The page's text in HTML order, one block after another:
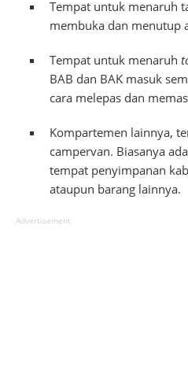
Tempat untuk menaruh
membuka dan menutup
Tempat untuk menaruh
BAB dan BAK masuk
cara melepas dan
Kompartemen lainnya,
campervan. Biasanya
tempat penyimpanan
ataupun barang lainnya.
Advertisement